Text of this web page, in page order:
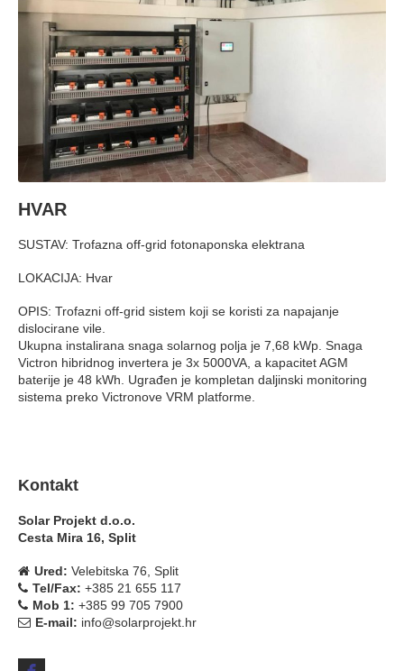
HVAR
SUSTAV: Trofazna off-grid fotonaponska elektrana
LOKACIJA: Hvar
OPIS: Trofazni off-grid sistem koji se koristi za napajanje
dislocirane vile.
Ukupna instalirana snaga solarnog polja je 7,68 kWp. Snaga
Victron hibridnog invertera je 3x 5000VA, a kapacitet AGM
baterije je 48 kWh. Ugrađen je kompletan daljinski monitoring
sistema preko Victronove VRM platforme.
Kontakt
Solar Projekt d.o.o.
Cesta Mira 16, Split
Ured: Velebitska 76, Split
Tel/Fax: +385 21 655 117
Mob 1: +385 99 705 7900
E-mail: info@solarprojekt.hr